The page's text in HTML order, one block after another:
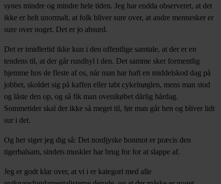
synes mindre og mindre hele tiden. Jeg har endda observeret, at det
ikke er helt unormalt, at folk bliver sure over, at andre mennesker er
sure over noget. Det er jo absurd.
Det er imidlertid ikke kun i den offentlige samtale, at der er en
tendens til, at der går rundhyl i den. Det samme sker formentlig
hjemme hos de fleste af os, når man har haft en middelskod dag på
jobbet, skoldet sig på kaffen eller tabt cykelnøglen, mens man stod
og låste den op, og så fik man ovenikøbet dårlig hårdag.
Sommetider skal der ikke så meget til, før man går hen og bliver lidt
sur i det.
Og her siger jeg dig så: Det nordjyske bonmot er præcis den
tigerbalsam, sindets muskler har brug for for at slappe af.
Jeg er godt klar over, at vi i er kategori med alle